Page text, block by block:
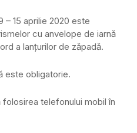
– 15 aprilie 2020 este
cu anvelope de iarnă
a lanţurilor de zăpadă.
este obligatorie.
telefonului mobil în